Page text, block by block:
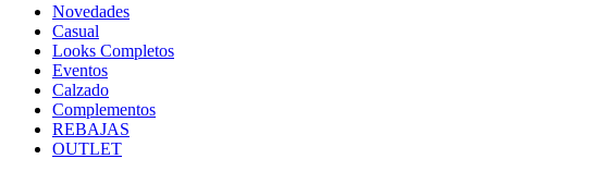
Novedades
Casual
Looks Completos
Eventos
Calzado
Complementos
REBAJAS
OUTLET